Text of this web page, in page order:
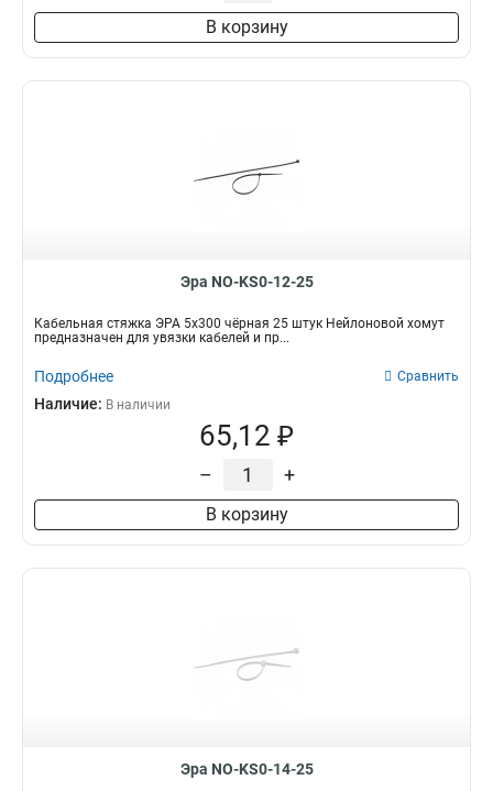
В корзину
Эра NO-KS0-12-25
Кабельная стяжка ЭРА 5x300 чёрная 25 штук Нейлоновой хомут
предназначен для увязки кабелей и пр...
Подробнее Сравнить
Наличие: В наличии
65,12 ₽
– +
В корзину
Эра NO-KS0-14-25